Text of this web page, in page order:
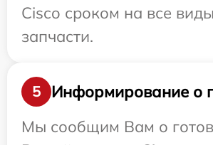
Cisco сроком на все
запчасти.
5
Информирование о
Мы сообщим Вам о